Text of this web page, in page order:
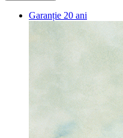
Garanție 20 ani